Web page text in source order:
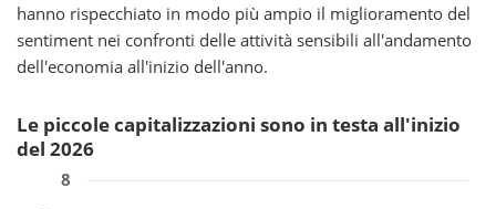
hanno rispecchiato in modo più ampio il miglioramento del
sentiment nei confronti delle attività sensibili all'andamento
dell'economia all'inizio dell'anno.
Le piccole capitalizzazioni sono in testa all'inizio
del 2026
8